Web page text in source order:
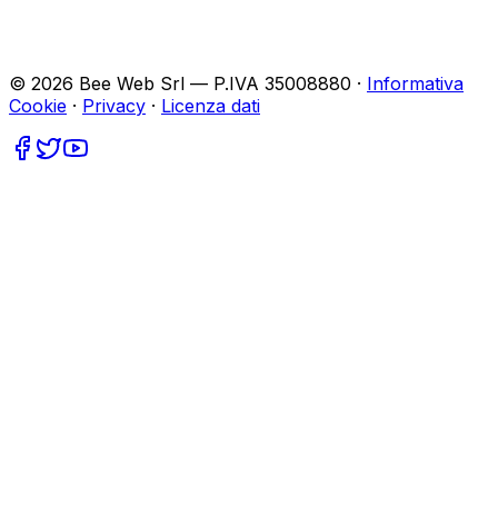
© 2026 Bee Web Srl — P.IVA 35008880 · Informativa
Cookie · Privacy · Licenza dati